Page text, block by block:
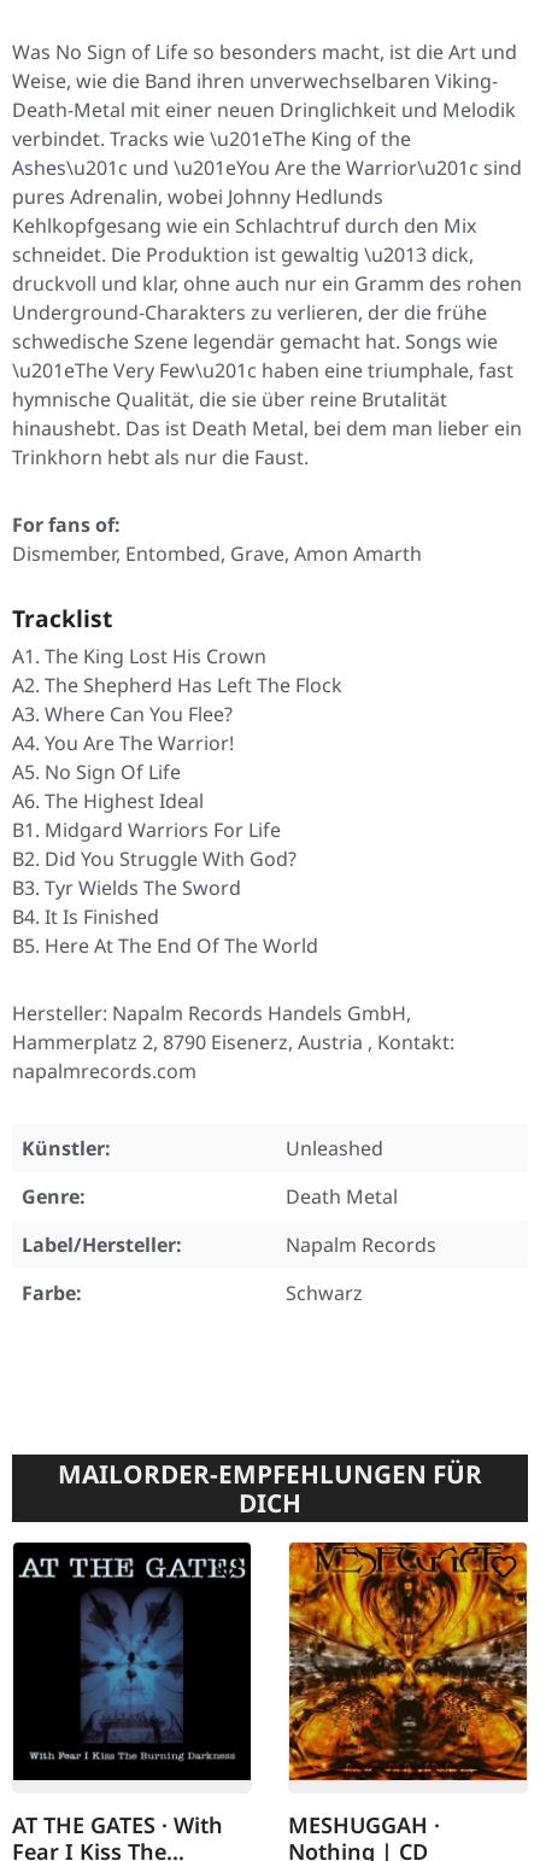
Was No Sign of Lifeso besonders macht, ist die Art und
Weise, wie die Band ihren unverwechselbaren Viking-
Death-Metal mit einer neuen Dringlichkeit und Melodik
verbindet. Tracks wie \u201eThe King of the
Ashes\u201c und \u201eYou Are the Warrior\u201c sind
pures Adrenalin, wobei Johnny Hedlunds
Kehlkopfgesang wie ein Schlachtruf durch den Mix
schneidet. Die Produktion ist gewaltig \u2013 dick,
druckvoll und klar, ohne auch nur ein Gramm des rohen
Underground-Charakters zu verlieren, der die frühe
schwedische Szene legendär gemacht hat. Songs wie
\u201eThe Very Few\u201c haben eine triumphale, fast
hymnische Qualität, die sie über reine Brutalität
hinaushebt. Das ist Death Metal, bei dem man lieber ein
Trinkhorn hebt als nur die Faust.
For fans of:
Dismember, Entombed, Grave, Amon Amarth
Tracklist
A1. The King Lost His Crown
A2. The Shepherd Has Left The Flock
A3. Where Can You Flee?
A4. You Are The Warrior!
A5. No Sign Of Life
A6. The Highest Ideal
B1. Midgard Warriors For Life
B2. Did You Struggle With God?
B3. Tyr Wields The Sword
B4. It Is Finished
B5. Here At The End Of The World
Hersteller: Napalm Records Handels GmbH,
Hammerplatz 2, 8790 Eisenerz, Austria , Kontakt:
napalmrecords.com
Künstler:
Unleashed
Genre:
Death Metal
Label/Hersteller:
Napalm Records
Farbe:
Schwarz
MAILORDER-EMPFEHLUNGEN FÜR
DICH
AT THE GATES · With
Fear I Kiss The
MESHUGGAH ·
Nothing | CD